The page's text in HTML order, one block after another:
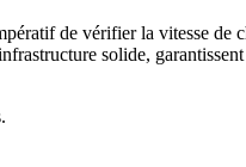
de vérifier la vitesse de
solide,